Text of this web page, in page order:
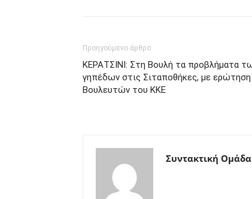
Προηγούμενο άρθρο
ΚΕΡΑΤΣΙΝΙ: Στη Βουλή τα προβλήματα
γηπέδων στις Σιταποθήκες, με
Βουλευτών του ΚΚΕ
Συντακτική Ομάδα